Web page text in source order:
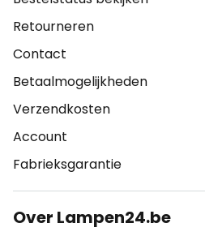
Retourneren
Contact
Betaalmogelijkheden
Verzendkosten
Account
Fabrieksgarantie
Over Lampen24.be